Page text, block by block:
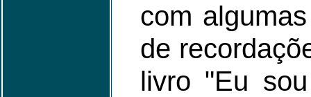
com
de
livro "Eu